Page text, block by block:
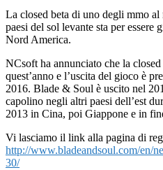
La closed beta di uno degli mmo
paesi del sol levante sta per essere
Nord America.
NCsoft ha annunciato che la
quest’anno e l’uscita del gioco è
2016. Blade & Soul è uscito nel
capolino negli altri paesi dell’est
2013 in Cina, poi Giappone e in
Vi lasciamo il link alla pagina di
http://www.bladeandsoul.com/en/
30/